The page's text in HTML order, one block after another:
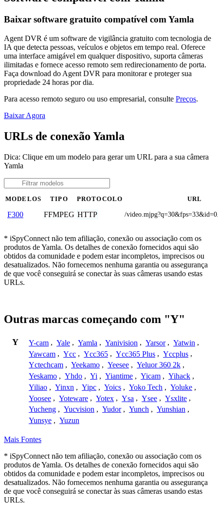
Baixar software gratuito compatível com Yamla
Agent DVR é um software de vigilância gratuito com tecnologia de
IA que detecta pessoas, veículos e objetos em tempo real. Oferece
uma interface amigável em qualquer dispositivo, suporta câmeras
ilimitadas e fornece acesso remoto sem redirecionamento de porta.
Faça download do Agent DVR para monitorar e proteger sua
propriedade 24 horas por dia.
Para acesso remoto seguro ou uso empresarial, consulte Preços.
Baixar Agora
URLs de conexão Yamla
Dica: Clique em um modelo para gerar um URL para a sua câmera
Yamla
MODELOS TIPO PROTOCOLO URL
F300 FFMPEG HTTP /
* iSpyConnect não tem afiliação, conexão ou associação com os
produtos de Yamla. Os detalhes de conexão fornecidos aqui são
obtidos da comunidade e podem estar incompletos, imprecisos ou
desatualizados. Não fornecemos nenhuma garantia ou assegurança
de que você conseguirá se conectar às suas câmeras usando estas
URLs.
Outras marcas começando com "Y"
Y Y-cam , Yale , Yamla , Yanivision , Yarsor , Yatwin ,
Yawcam , Ycc , Ycc365 , Ycc365 Plus , Yccplus ,
Yctechcam , Yeekamo , Yeesee , Yeluor 360 2k ,
Yeskamo , Yhdo , Yi , Yiantime , Yicam , Yihack ,
Yiliao , Yinxn , Yipc , Yoics , Yoko Tech , Yoluke ,
Yoosee , Yoteware , Yotex , Ysa , Ysee , Ysxlite ,
Yucheng , Yucvision , Yudor , Yunch , Yunshian ,
Yunsye , Yuzun
Mais Fontes
* iSpyConnect não tem afiliação, conexão ou associação com os
produtos de Yamla. Os detalhes de conexão fornecidos aqui são
obtidos da comunidade e podem estar incompletos, imprecisos ou
desatualizados. Não fornecemos nenhuma garantia ou assegurança
de que você conseguirá se conectar às suas câmeras usando estas
URLs.